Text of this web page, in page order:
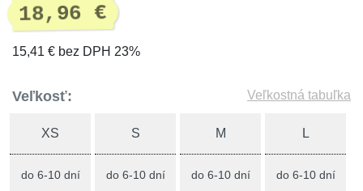
18,96 €
15,41 € bez DPH 23%
Veľkosť: Veľkostná tabuľka
XS
do 6-10 dní
S
do 6-10 dní
M
do 6-10 dní
L
do 6-10 dní